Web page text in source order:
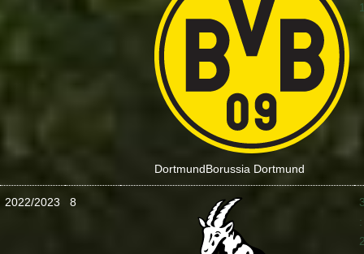
DortmundBorussia Dortmund
2022/2023 8
: